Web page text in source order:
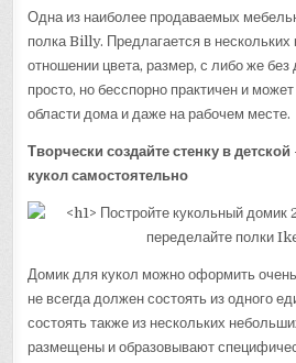
Одна из наиболее продаваемых
полка Billy. Предлагается в нескольких
отношении цвета, размер, с либо же без
просто, но бесспорно практичен и
области дома и даже на рабочем месте.
Творчески создайте стенку в
кукол самостоятельно
Домик для кукол можно оформить
не всегда должен состоять из одного
состоять также из нескольких
размещены и образовывают